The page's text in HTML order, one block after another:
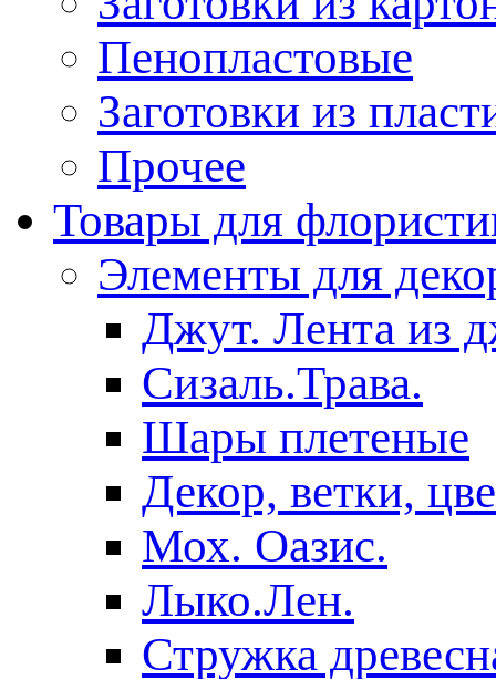
Пенопластовые
Заготовки из
Прочее
Товары для
Элементы для
Джут. Лента из
Сизаль.Трава.
Шары плетеные
Декор, ветки,
Мох. Оазис.
Лыко.Лен.
Стружка